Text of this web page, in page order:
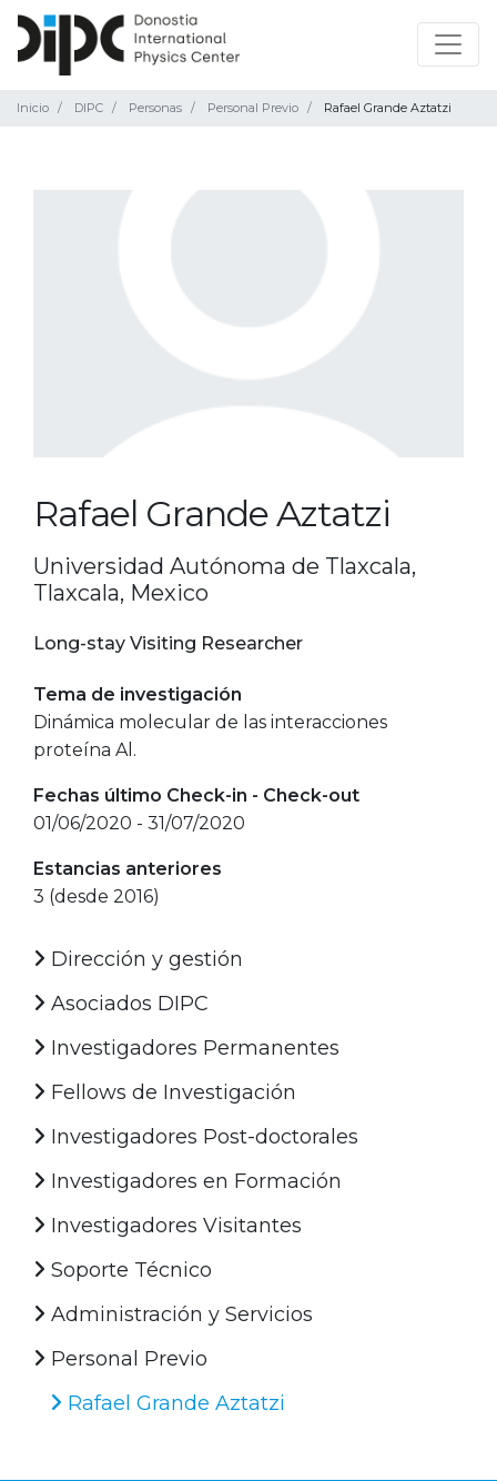
Inicio DIPC Personas Personal Previo Rafael Grande Aztatzi
Rafael Grande Aztatzi
Universidad Autónoma de Tlaxcala,
Tlaxcala, Mexico
Long-stay Visiting Researcher
Tema de investigación
Dinámica molecular de las interacciones
proteína Al.
Fechas último Check-in - Check-out
01/06/2020 - 31/07/2020
Estancias anteriores
3 (desde 2016)
Dirección y gestión
Asociados DIPC
Investigadores Permanentes
Fellows de Investigación
Investigadores Post-doctorales
Investigadores en Formación
Investigadores Visitantes
Soporte Técnico
Administración y Servicios
Personal Previo
Rafael Grande Aztatzi